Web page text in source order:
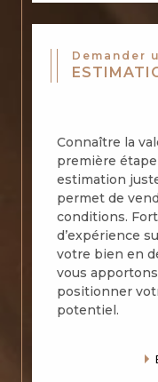
Demander
Connaître la
première
estimation
permet de
conditions.
d’expérience
votre bien en
vous
positionner
potentiel.